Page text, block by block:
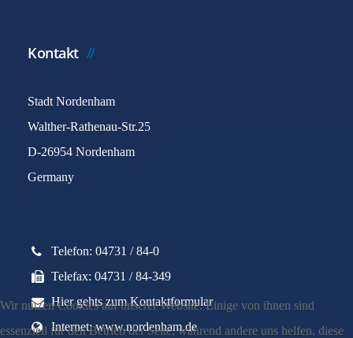
Kontakt
Stadt Nordenham
Walther-Rathenau-Str.25
D-26954 Nordenham
Germany
Telefon: 04731 / 84-0
Telefax: 04731 / 84-349
Hier gehts zum Kontaktformular
Internet: www.nordenham.de
Wir nutzen Cookies auf unserer Website. Einige von ihnen sind
essenziell für den Betrieb der Seite, während andere uns helfen, diese